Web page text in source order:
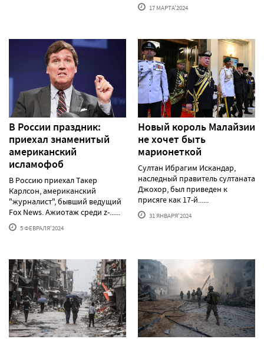
17 МАРТА'2024
В России праздник:
приехал знаменитый
американский
исламофоб
В Россию приехал Такер
Карлсон, американский
"журналист", бывший ведущий
Fox News. Ажиотаж среди z-......
5 ФЕВРАЛЯ'2024
Новый король Малайзии
не хочет быть
марионеткой
Султан Ибрагим Искандар,
наследный правитель султаната
Джохор, был приведен к
присяге как 17-й......
31 ЯНВАРЯ'2024